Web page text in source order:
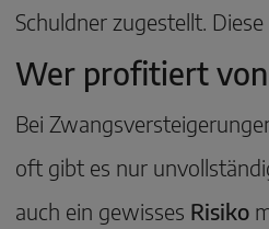
Schuldner zugestellt.
Wer profitiert
Bei
oft gibt es nur
auch ein gewisses Risiko